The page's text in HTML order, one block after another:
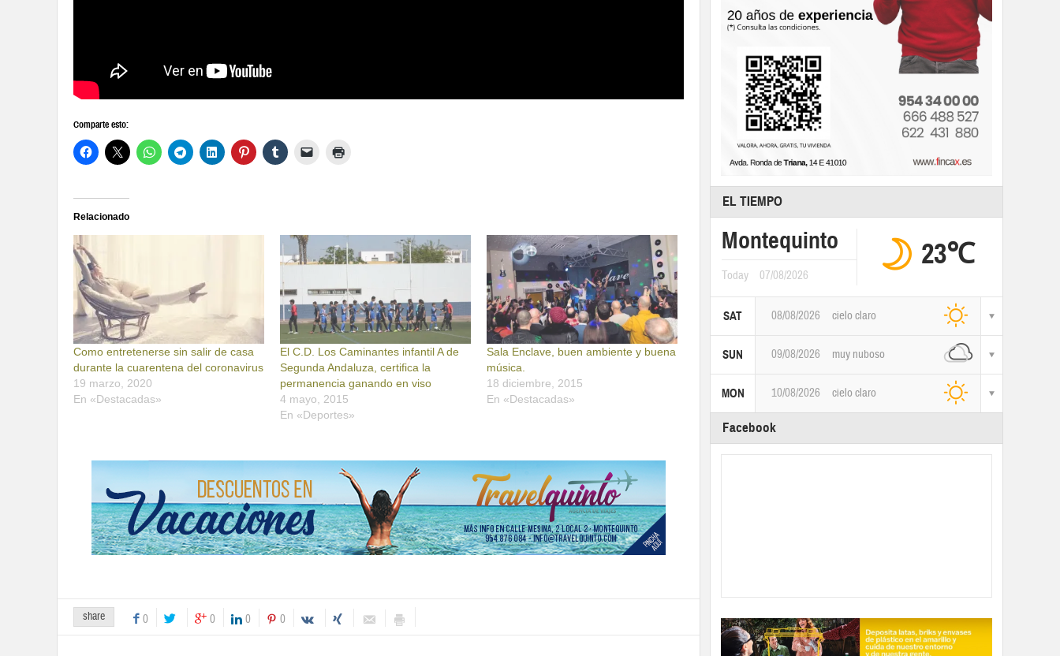
Comparte esto:
Relacionado
Como entretenerse sin salir de casa
durante la cuarentena del coronavirus
19 marzo, 2020
En «Destacadas»
El C.D. Los Caminantes infantil A de
Segunda Andaluza, certifica la
permanencia ganando en viso
4 mayo, 2015
En «Deportes»
Sala Enclave, buen ambiente y buena
música.
18 diciembre, 2015
En «Destacadas»
share 0 0 0 0
EL TIEMPO
Montequinto
Today 07/08/2026
23℃
SAT 08/08/2026 cielo claro
SUN 09/08/2026 muy nuboso
MON 10/08/2026 cielo claro
Facebook